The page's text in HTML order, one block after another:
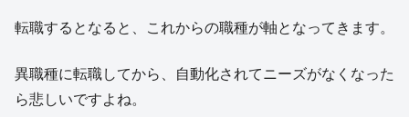
転職するとなると、これからの職種が軸となってきます。
異職種に転職してから、自動化されてニーズがなくなった
ら悲しいですよね。